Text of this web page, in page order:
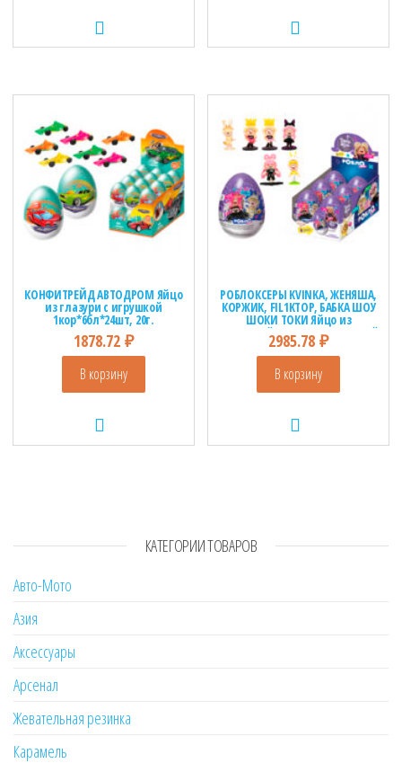
КОНФИТРЕЙД АВТОДРОМ Яйцо
из глазури с игрушкой
1кор*6бл*24шт, 20г.
1878.72 ₽
В корзину
РОБЛОКСЕРЫ KVINKA, ЖЕНЯША,
КОРЖИК, FIL1KTOP, БАБКА ШОУ
ШОКИ ТОКИ Яйцо из
молочной глазури с игрушкой
1кор*12бл*6шт, 70г.
2985.78₽
В корзину
КАТЕГОРИИ ТОВАРОВ
Авто-Мото
Азия
Аксессуары
Арсенал
Жевательная резинка
Карамель